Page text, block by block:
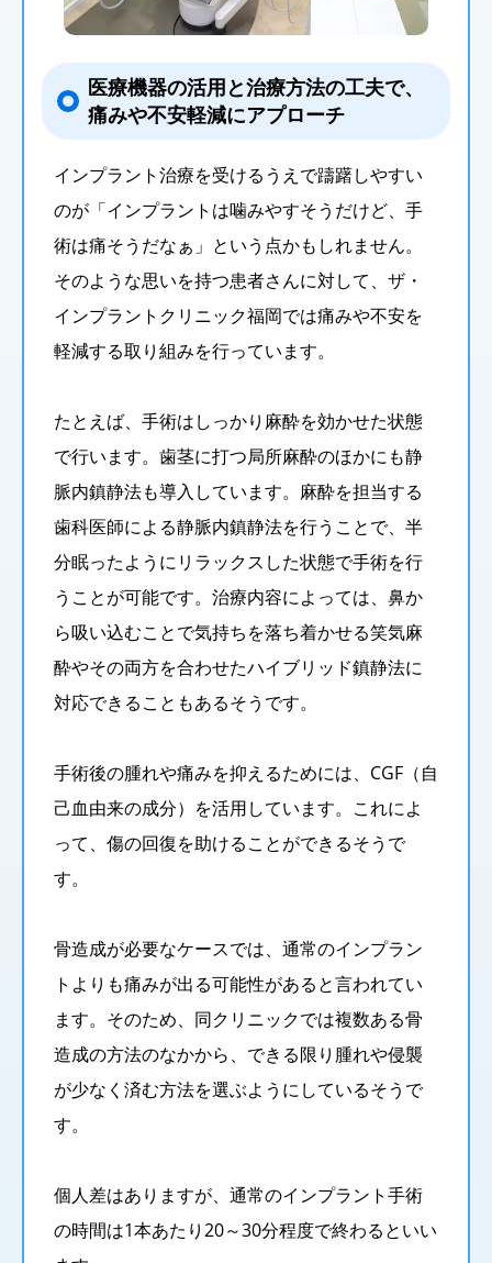
医療機器の活用と治療方法の工夫で、
痛みや不安軽減にアプローチ
インプラント治療を受けるうえで躊躇しやすい
のが「インプラントは噛みやすそうだけど、手
術は痛そうだなぁ」という点かもしれません。
そのような思いを持つ患者さんに対して、ザ・
インプラントクリニック福岡では痛みや不安を
軽減する取り組みを行っています。
たとえば、手術はしっかり麻酔を効かせた状態
で行います。歯茎に打つ局所麻酔のほかにも静
脈内鎮静法も導入しています。麻酔を担当する
歯科医師による静脈内鎮静法を行うことで、半
分眠ったようにリラックスした状態で手術を行
うことが可能です。治療内容によっては、鼻か
ら吸い込むことで気持ちを落ち着かせる笑気麻
酔やその両方を合わせたハイブリッド鎮静法に
対応できることもあるそうです。
手術後の腫れや痛みを抑えるためには、CGF（自
己血由来の成分）を活用しています。これによ
って、傷の回復を助けることができるそうで
す。
骨造成が必要なケースでは、通常のインプラン
トよりも痛みが出る可能性があると言われてい
ます。そのため、同クリニックでは複数ある骨
造成の方法のなかから、できる限り腫れや侵襲
が少なく済む方法を選ぶようにしているそうで
す。
個人差はありますが、通常のインプラント手術
の時間は1本あたり20～30分程度で終わるといい